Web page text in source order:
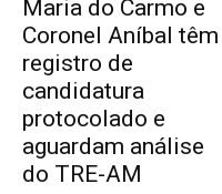
Maria do Carmo e
Coronel Aníbal têm
registro de
candidatura
protocolado e
aguardam análise
do TRE-AM